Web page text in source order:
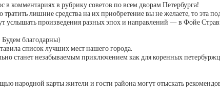
в комментариях в рубрику советов по всем дворам Петербурга!
лишние средства на их приобретение вы не желаете, то эта
услышать произведения разных эпох и направлений — в Фойе
благодарны)
список лучших мест нашего города.
станет незабываемым приключением как для коренных
народной карты жители и гости района могут отыскать